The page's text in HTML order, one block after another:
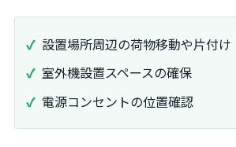
設置場所周辺の荷物移動や片付け
室外機設置スペースの確保
電源コンセントの位置確認